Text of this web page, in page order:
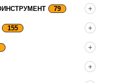
79
155